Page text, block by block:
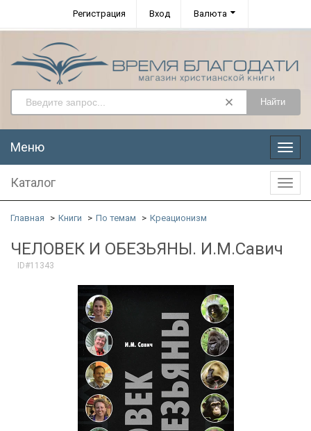
Регистрация Вход Валюта
Найти
Меню
Меню
Каталог
Главная Книги По темам Креационизм
ЧЕЛОВЕК И ОБЕЗЬЯНЫ. И.М.Савич
ID#11343